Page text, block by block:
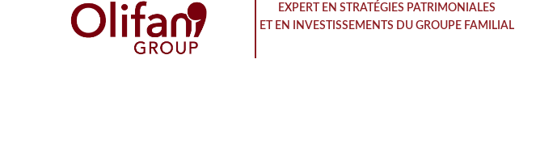
EXPERT EN STRATÉGIES PATRIMONIALES
ET EN INVESTISSEMENTS DU GROUPE FAMILIAL